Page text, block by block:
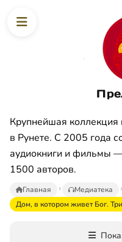
Крупнейшая коллекция
в Рунете. С 2005 года
аудиокниги и фильмы
1500 авторов.
Главная
Медиатека
Дом, в котором живет Бог.